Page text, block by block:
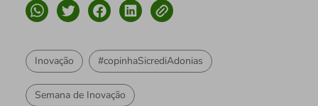
Inovação #copinhaSicrediAdonias
Semana de Inovação